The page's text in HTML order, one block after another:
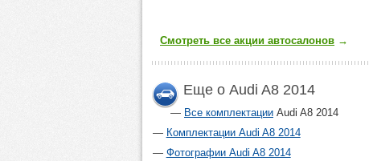
Смотреть все акции автосалонов →
Еще о Audi A8 2014
Все комплектации Audi A8 2014
Комплектации Audi A8 2014
Фотографии Audi A8 2014